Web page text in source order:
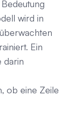
wird in
Ein
darin
ob eine Zeile